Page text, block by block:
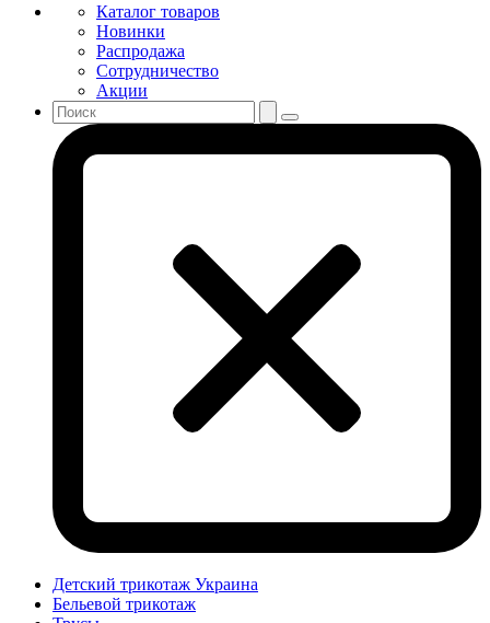
Каталог товаров
Новинки
Распродажа
Сотрудничество
Акции
Детский трикотаж Украина
Бельевой трикотаж